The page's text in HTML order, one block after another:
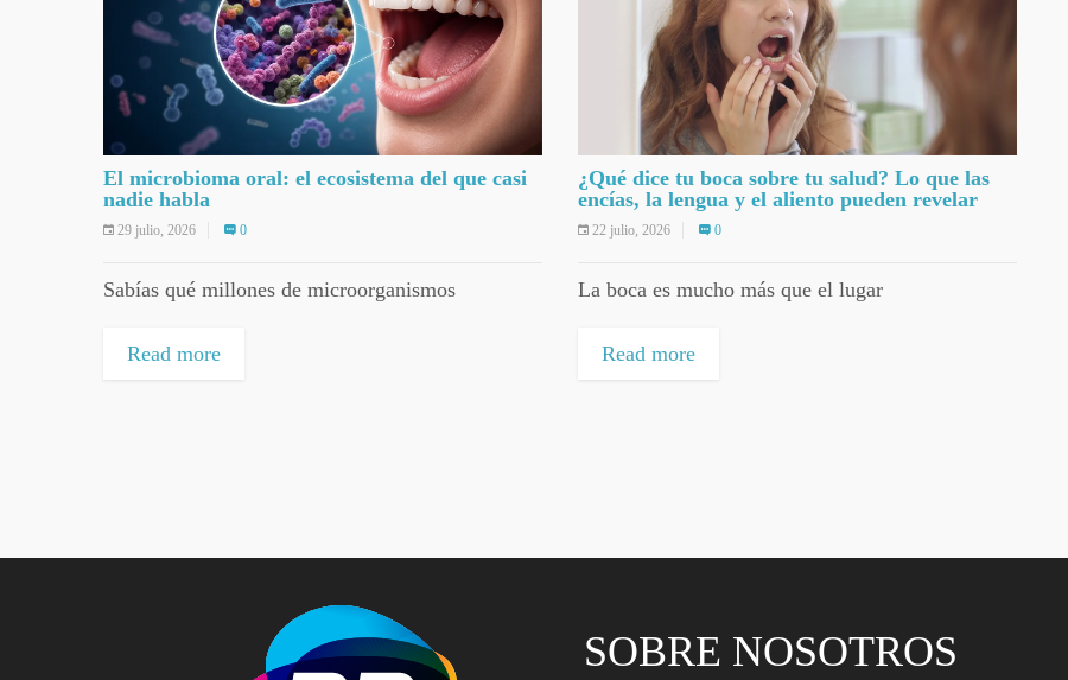
El microbioma oral: el ecosistema del que casi
nadie habla
29 julio, 2026 0
Sabías qué millones de microorganismos
Read more
¿Qué dice tu boca sobre tu salud? Lo que las
encías, la lengua y el aliento pueden revelar
22 julio, 2026 0
La boca es mucho más que el lugar
Read more
SOBRE NOSOTROS